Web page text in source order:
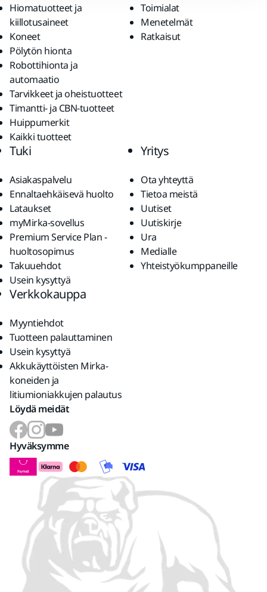
Hiomatuotteet ja
kiillotusaineet
Koneet
Pölytön hionta
Robottihionta ja
automaatio
Tarvikkeet ja oheistuotteet
Timantti- ja CBN-tuotteet
Huippumerkit
Kaikki tuotteet
Toimialat
Menetelmät
Ratkaisut
Tuki
Asiakaspalvelu
Ennaltaehkäisevä huolto
Lataukset
myMirka-sovellus
Premium Service Plan -
huoltosopimus
Takuuehdot
Usein kysyttyä
Yritys
Ota yhteyttä
Tietoa meistä
Uutiset
Uutiskirje
Ura
Medialle
Yhteistyökumppaneille
Verkkokauppa
Myyntiehdot
Tuotteen palauttaminen
Usein kysyttyä
Akkukäyttöisten Mirka-
koneiden ja
litiumioniakkujen palautus
Löydä meidät
Hyväksymme